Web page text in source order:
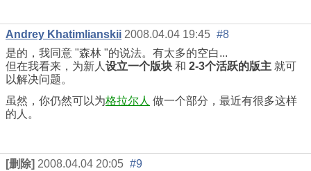
Andrey Khatimlianskii 2008.04.04 19:45 #8
是的，我同意 "森林 "的说法。有太多的空白...
但在我看来，为新人 设立一个版块 和 2-3个活跃的版主 就可
以解决问题。
虽然，你仍然可以为格拉尔人 做一个部分，最近有很多这样
的人。
[删除] 2008.04.04 20:05 #9